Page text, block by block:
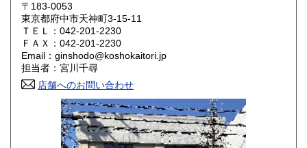
大阪府 1,800円
奈良県 1,800円
鳥取県
1,800円 広島県
1,800円 徳島県
〒183-0053
東京都府中市天神町3-15-11
ＴＥＬ：042-201-2230
ＦＡＸ：042-201-2230
Email：ginshodo@koshokaitori.jp
担当者：宮川千尋
店舗へのお問い合わせ